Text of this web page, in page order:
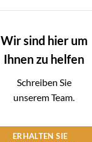
Wir sind hier um
Ihnen zu helfen
Schreiben Sie
unserem Team.
ERHALTEN SIE